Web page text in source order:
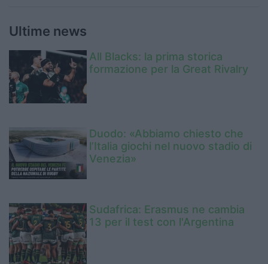
Ultime news
All Blacks: la prima storica
formazione per la Great Rivalry
Duodo: «Abbiamo chiesto che
l’Italia giochi nel nuovo stadio di
Venezia»
Sudafrica: Erasmus ne cambia
13 per il test con l'Argentina